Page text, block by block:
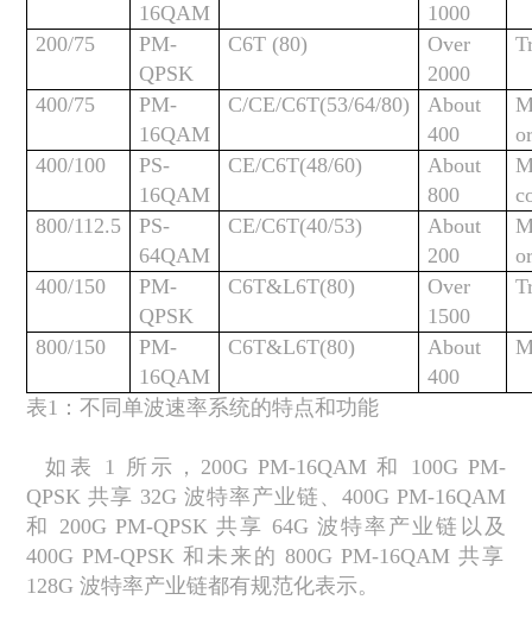
16QAM
1000
200/75
PM-
QPSK
C6T (80)
Over
2000
400/75
PM-
16QAM
C/CE/C6T(53/64/80)
About
400
400/100
PS-
16QAM
CE/C6T(48/60)
About
800
800/112.5
PS-
64QAM
CE/C6T(40/53)
About
200
400/150
PM-
QPSK
C6T&L6T(80)
Over
1500
800/150
PM-
16QAM
C6T&L6T(80)
About
400
表1 ：不同单波速率系统的特点和功能
如表 1 所示， 200G PM-16QAM 和
100G PM-
QPSK共享 32G波特率产业链、 400G PM-16QAM
和
200G PM-QPSK 共享 64G波特率产业链以及
400G PM-QPSK和未来的 800G PM-16QAM 共享
128G波特率产业链都有规范化表示。